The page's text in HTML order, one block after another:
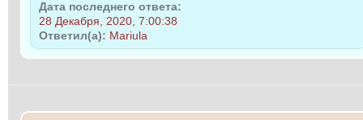
Дата последнего ответа:
28 Декабря, 2020, 7:00:38
Ответил(а): Mariula